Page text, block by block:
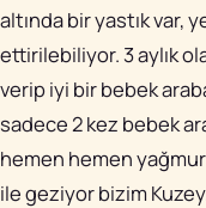
altında bir yastık var,
ettirilebiliyor. 3 aylık
verip iyi bir bebek
sadece 2 kez bebek
hemen hemen
ile geziyor bizim